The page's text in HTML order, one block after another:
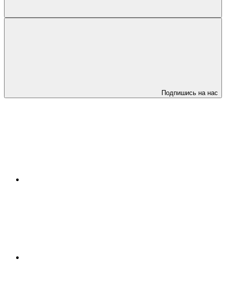
Подпишись на нас